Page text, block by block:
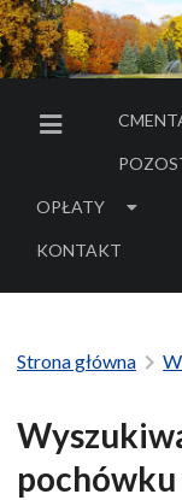
MENU BOCZNE
OPŁATY
KONTAKT
Strona główna
pochówku